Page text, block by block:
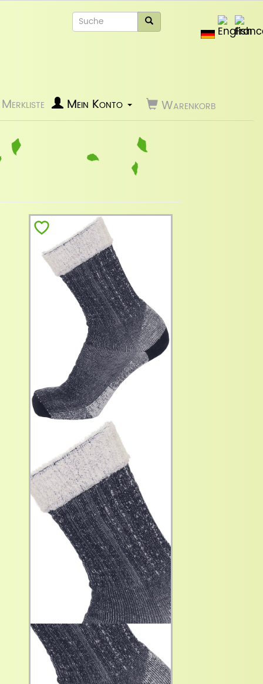
Merkliste Warenkorb
Mein Konto